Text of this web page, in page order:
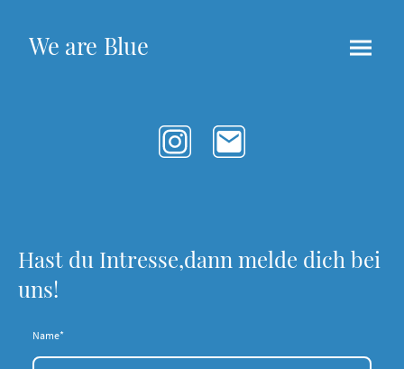
We are Blue
Hast du Intresse,dann melde dich bei
uns!
Name*